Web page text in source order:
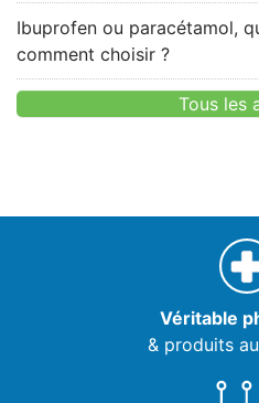
Ibuprofen ou paracétamol,
comment choisir ?
Tous les
Véritable
& produits